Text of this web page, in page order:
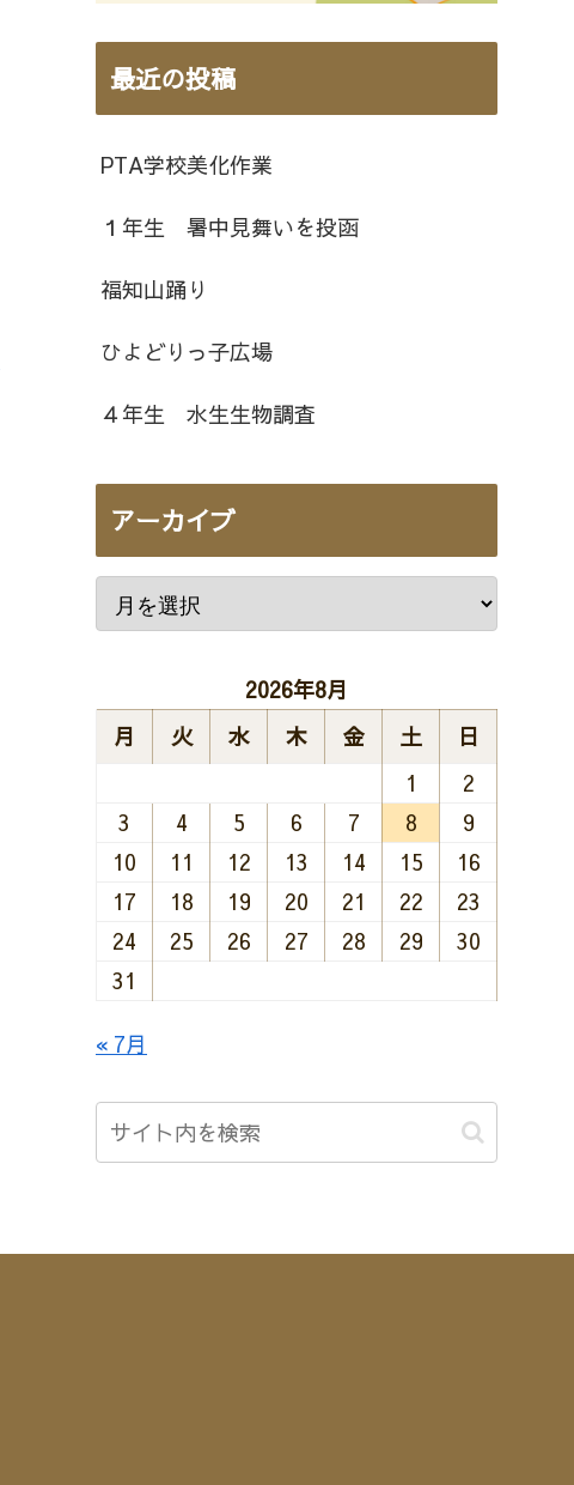
最近の投稿
PTA学校美化作業
１年生 暑中見舞いを投函
福知山踊り
ひよどりっ子広場
４年生 水生生物調査
アーカイブ
2026年8月
月
火 水 木 金 土
日
1
2
3
4 5 6 7 8
9
10
11 12 13 14 15
16
17
18 19 20 21 22
23
24
25 26 27 28 29
30
31
« 7月